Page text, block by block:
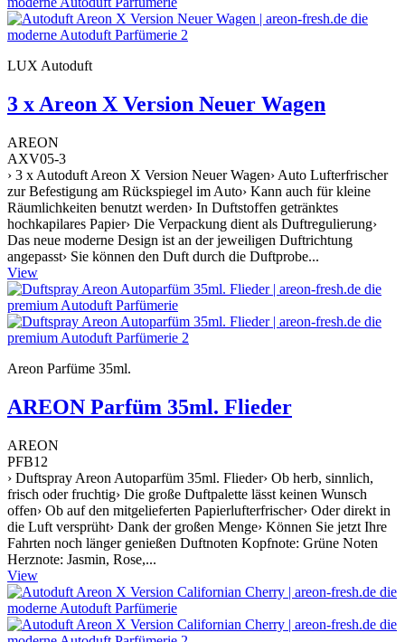
LUX Autoduft
3 x Areon X Version Neuer Wagen
AREON
AXV05-3
› 3 x Autoduft Areon X Version Neuer Wagen› Auto Lufterfrischer
zur Befestigung am Rückspiegel im Auto› Kann auch für kleine
Räumlichkeiten benutzt werden› In Duftstoffen getränktes
hochkapilares Papier› Die Verpackung dient als Duftregulierung›
Das neue moderne Design ist an der jeweiligen Duftrichtung
angepasst› Sie können den Duft durch die Duftprobe...
View
Areon Parfüme 35ml.
AREON Parfüm 35ml. Flieder
AREON
PFB12
› Duftspray Areon Autoparfüm 35ml. Flieder› Ob herb, sinnlich,
frisch oder fruchtig› Die große Duftpalette lässt keinen Wunsch
offen› Ob auf den mitgelieferten Papierlufterfrischer› Oder direkt in
die Luft versprüht› Dank der großen Menge› Können Sie jetzt Ihre
Fahrten noch länger genießen Duftnoten Kopfnote: Grüne Noten
Herznote: Jasmin, Rose,...
View